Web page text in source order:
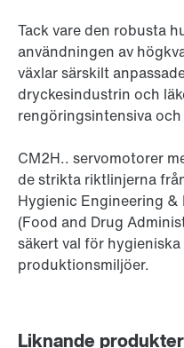
Tack vare den robusta
användningen av
växlar särskilt
dryckesindustrin och
rengöringsintensiva
CM2H.. servomotorer
de strikta riktlinjerna
Hygienic Engineering &
(Food and Drug
säkert val för
produktionsmiljöer.